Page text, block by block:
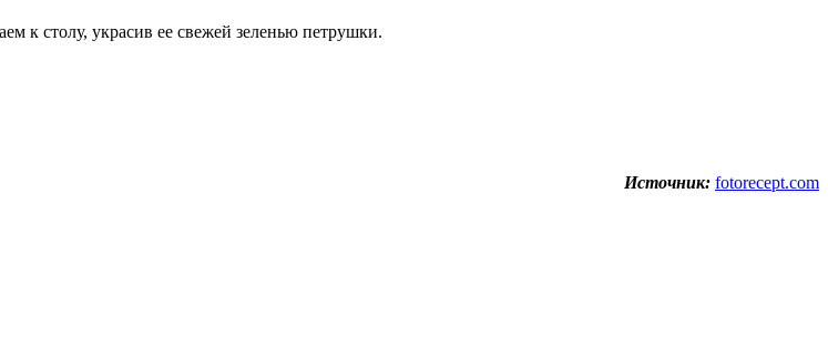
к столу, украсив ее свежей зеленью петрушки.
Источник: fotorecept.com